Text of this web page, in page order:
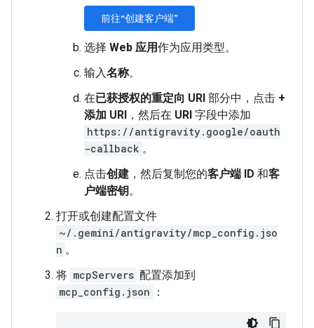
前往“创建客户端”
选择 Web 应用作为应用类型。
输入名称。
在已获授权的重定向 URI 部分中，点击 +
添加 URI ，然后在 URI 字段中添加
https://antigravity.google/oauth
-callback 。
点击创建 ，然后复制您的客户端 ID 和客
户端密钥。
打开或创建配置文件
~/.gemini/antigravity/mcp_config.jso
n 。
将 mcpServers 配置添加到
mcp_config.json
：